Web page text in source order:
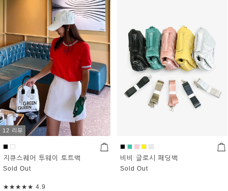
12 리뷰
지큐스퀘어 투웨이 토트백
Sold Out
★★★★★ 4.9
비비 글로시 패딩백
Sold Out